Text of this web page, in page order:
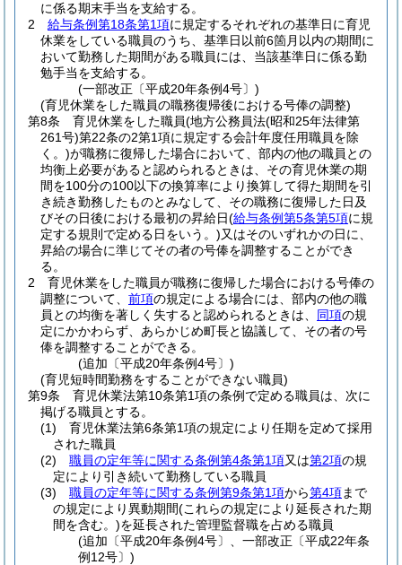
に係る期末手当を支給する。
2
給与条例第18条第1項に規定するそれぞれの基準日に育児
休業をしている職員のうち、基準日以前6箇月以内の期間に
おいて勤務した期間がある職員には、当該基準日に係る勤
勉手当を支給する。
(一部改正〔平成20年条例4号〕)
(育児休業をした職員の職務復帰後における号俸の調整)
第8条
育児休業をした職員(地方公務員法(昭和25年法律第
261号)第22条の2第1項に規定する会計年度任用職員を除
く。)が職務に復帰した場合において、部内の他の職員との
均衡上必要があると認められるときは、その育児休業の期
間を100分の100以下の換算率により換算して得た期間を引
き続き勤務したものとみなして、その職務に復帰した日及
びその日後における最初の昇給日(給与条例第5条第5項に規
定する規則で定める日をいう。)又はそのいずれかの日に、
昇給の場合に準じてその者の号俸を調整することができ
る。
2
育児休業をした職員が職務に復帰した場合における号俸の
調整について、 前項の規定による場合には、部内の他の職
員との均衡を著しく失すると認められるときは、 同項の規
定にかかわらず、あらかじめ町長と協議して、その者の号
俸を調整することができる。
(追加〔平成20年条例4号〕)
(育児短時間勤務をすることができない職員)
第9条
育児休業法第10条第1項の条例で定める職員は、次に
掲げる職員とする。
(1)
育児休業法第6条第1項の規定により任期を定めて採用
された職員
(2)
職員の定年等に関する条例第4条第1項又は第2項の規
定により引き続いて勤務している職員
(3)
職員の定年等に関する条例第9条第1項から第4項まで
の規定により異動期間(これらの規定により延長された期
間を含む。)を延長された管理監督職を占める職員
(追加〔平成20年条例4号〕、一部改正〔平成22年条
例12号〕)